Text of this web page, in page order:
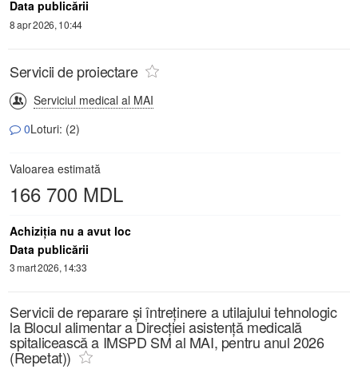
Data publicării
8 apr 2026, 10:44
Servicii de proiectare
Serviciul medical al MAI
0Loturi: (2)
Valoarea estimată
166 700 MDL
Achiziţia nu a avut loc
Data publicării
3 mart 2026, 14:33
Servicii de reparare și întreținere a utilajului tehnologic
la Blocul alimentar a Direcției asistență medicală
spitalicească a IMSPD SM al MAI, pentru anul 2026
(Repetat))